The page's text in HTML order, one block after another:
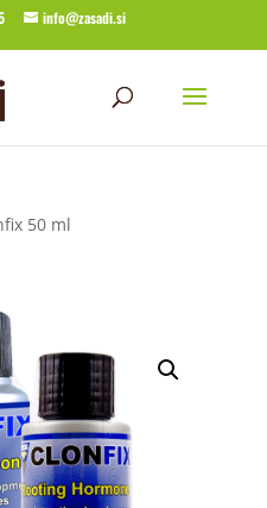
info@zasadi.si
50 ml